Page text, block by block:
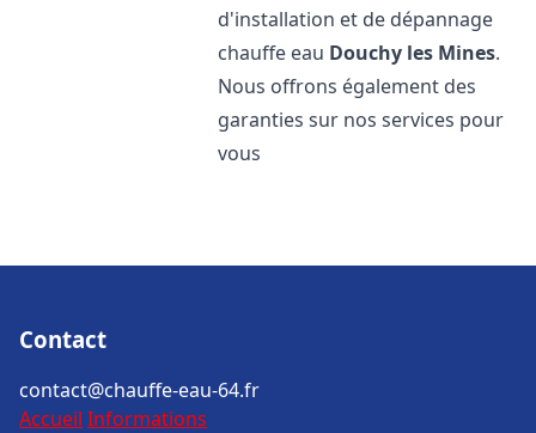
d'installation et de dépannage
chauffe eau Douchy les Mines.
Nous offrons également des
garanties sur nos services pour
vous
Contact
contact@chauffe-eau-64.fr
Accueil Informations